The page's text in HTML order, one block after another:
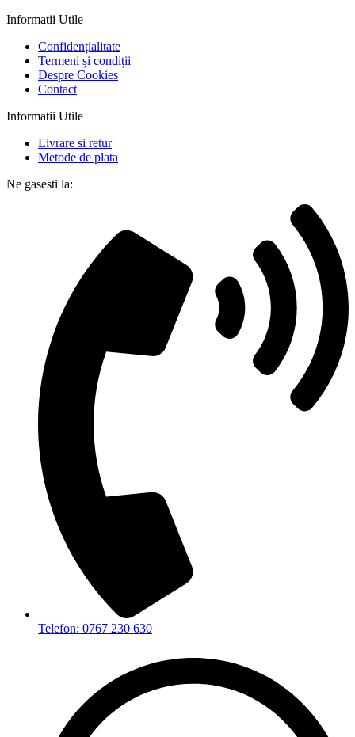
Informatii Utile
Confidențialitate
Termeni și condiții
Despre Cookies
Contact
Informatii Utile
Livrare si retur
Metode de plata
Ne gasesti la:
Telefon: 0767 230 630